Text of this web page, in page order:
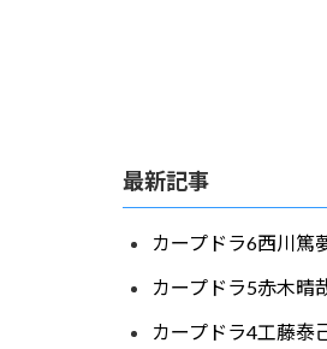
最新記事
カープドラ6西川篤
カープドラ5赤木晴
カープドラ4工藤泰